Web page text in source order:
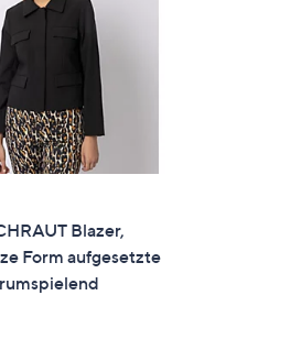
Blazer,
Form aufgesetzte